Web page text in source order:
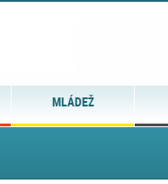
MLÁDEŽ